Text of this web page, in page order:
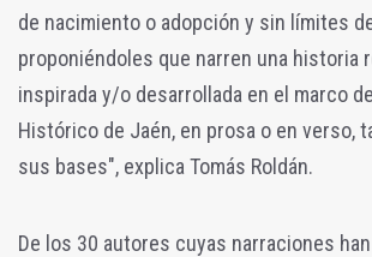
de nacimiento o adopción y sin límites
proponiéndoles que narren una historia
inspirada y/o desarrollada en el marco
Histórico de Jaén, en prosa o en verso,
sus bases", explica Tomás Roldán.
De los 30 autores cuyas narraciones